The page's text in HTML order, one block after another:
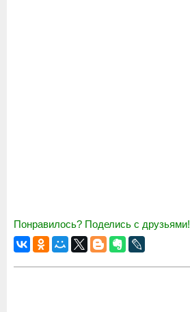
Понравилось? Поделись с друзьями!